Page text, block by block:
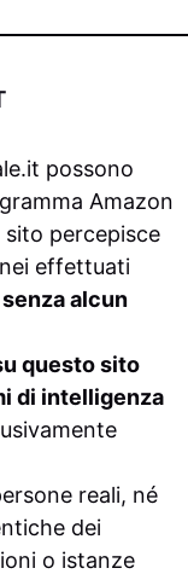
possono
Amazon
sito percepisce
effettuati
senza alcun
questo sito
di intelligenza
reali, né
dei
o istanze